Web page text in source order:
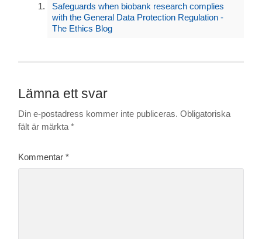
Safeguards when biobank research complies
with the General Data Protection Regulation -
The Ethics Blog
Lämna ett svar
Din e-postadress kommer inte publiceras. Obligatoriska
fält är märkta*
Kommentar*